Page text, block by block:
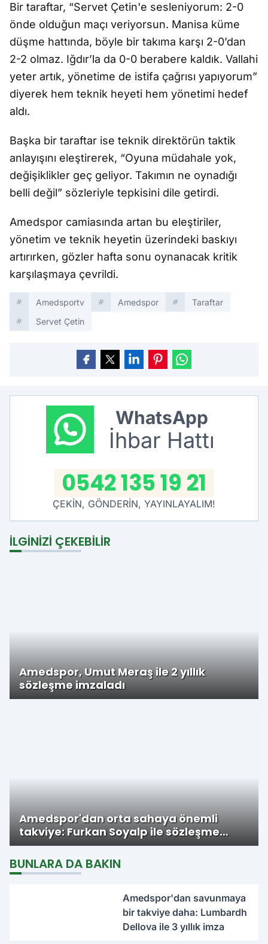
Bir taraftar, “Servet Çetin'e sesleniyorum: 2-0
önde olduğun maçı veriyorsun. Manisa küme
düşme hattında, böyle bir takıma karşı 2-0’dan
2-2 olmaz. Iğdır’la da 0-0 berabere kaldık. Vallahi
yeter artık, yönetime de istifa çağrısı yapıyorum”
diyerek hem teknik heyeti hem yönetimi hedef
aldı.
Başka bir taraftar ise teknik direktörün taktik
anlayışını eleştirerek, “Oyuna müdahale yok,
değişiklikler geç geliyor. Takımın ne oynadığı
belli değil” sözleriyle tepkisini dile getirdi.
Amedspor camiasında artan bu eleştiriler,
yönetim ve teknik heyetin üzerindeki baskıyı
artırırken, gözler hafta sonu oynanacak kritik
karşılaşmaya çevrildi.
Amedsportv Amedspor
Taraftar
Servet Çetin
WhatsApp
İhbar Hattı
0542 135 19 21
ÇEKİN, GÖNDERİN, YAYINLAYALIM!
İLGINIZI ÇEKEBILIR
Amedspor, Umut Meraş ile 2 yıllık
sözleşme imzaladı
Amedspor'dan orta sahaya önemli
takviye: Furkan Soyalp ile sözleşme
imzalandı
BUNLARA DA BAKIN
Amedspor'dan savunmaya
bir takviye daha: Lumbardh
Dellova ile 3 yıllık imza